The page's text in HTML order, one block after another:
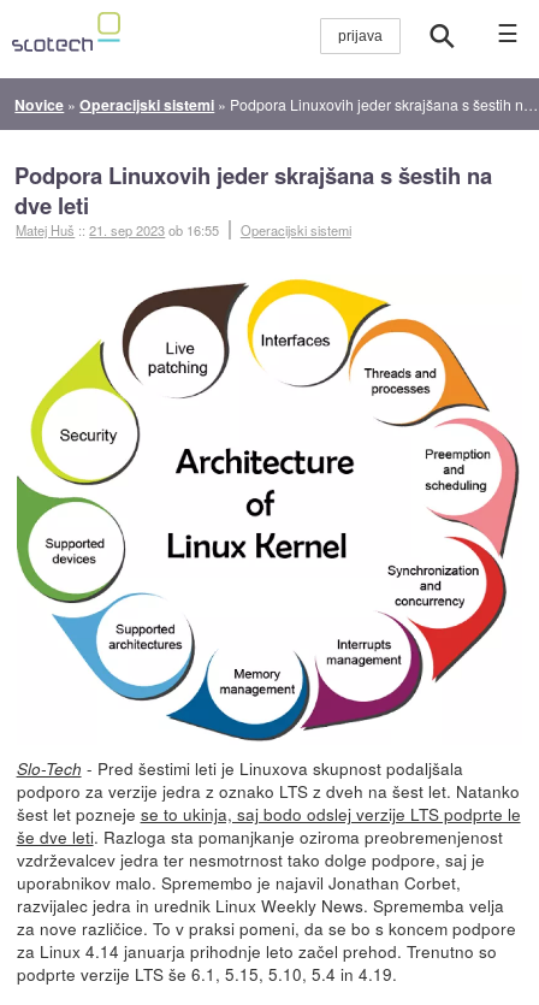
☰
Novice »Operacijski sistemi » Podpora Linuxovih jeder skrajšana s šestih na dve leti
Podpora Linuxovih jeder skrajšana s šestih na
dve leti
Matej Huš ::21. sep 2023ob 16:55 Operacijski sistemi
Slo-Tech - Pred šestimi leti je Linuxova skupnost podaljšala
podporo za verzije jedra z oznako LTS z dveh na šest let. Natanko
šest let pozneje se to ukinja, saj bodo odslej verzije LTS podprte le
še dve leti. Razloga sta pomanjkanje oziroma preobremenjenost
vzdrževalcev jedra ter nesmotrnost tako dolge podpore, saj je
uporabnikov malo. Spremembo je najavil Jonathan Corbet,
razvijalec jedra in urednik Linux Weekly News. Sprememba velja
za nove različice. To v praksi pomeni, da se bo s koncem podpore
za Linux 4.14 januarja prihodnje leto začel prehod. Trenutno so
podprte verzije LTS še 6.1, 5.15, 5.10, 5.4 in 4.19.